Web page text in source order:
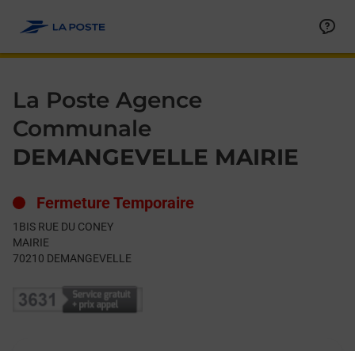
La Poste Agence
Communale
DEMANGEVELLE MAIRIE
Fermeture Temporaire
1BIS RUE DU CONEY
MAIRIE
70210 DEMANGEVELLE